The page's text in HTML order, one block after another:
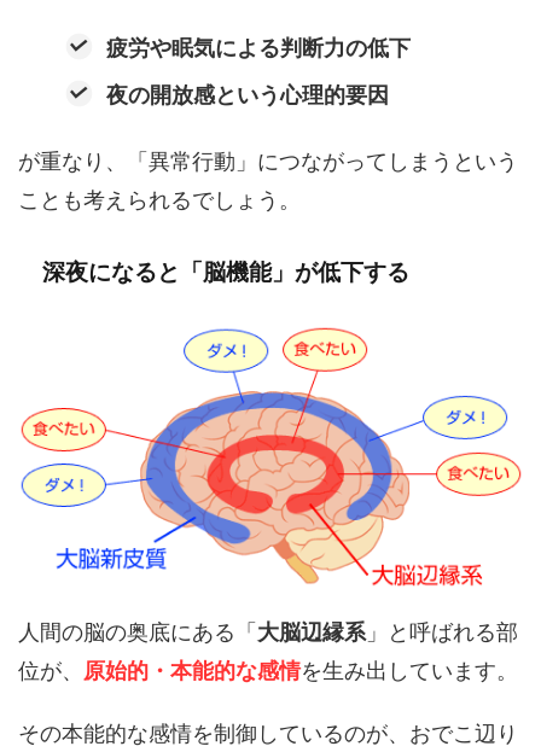
疲労や眠気による判断力の低下
夜の開放感という心理的要因
が重なり、「異常行動」につながってしまうという
ことも考えられるでしょう。
深夜になると「脳機能」が低下する
人間の脳の奥底にある「 大脳辺縁系 」と呼ばれる部
位が、 原始的・本能的な感情を生み出しています。
その本能的な感情を制御しているのが、おでこ辺り